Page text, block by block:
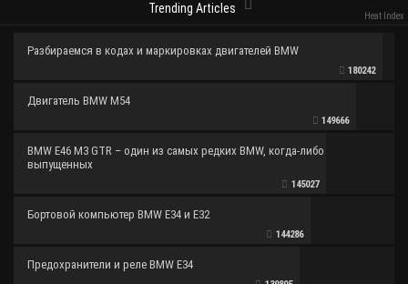
Trending Articles
Heat Index
Разбираемся в кодах и маркировках двигателей BMW
180242
Двигатель BMW M54
149666
BMW E46 M3 GTR – один из самых редких BMW, когда-либо
выпущенных
145027
Бортовой компьютер BMW E34 и E32
144286
Предохранители и реле BMW E34